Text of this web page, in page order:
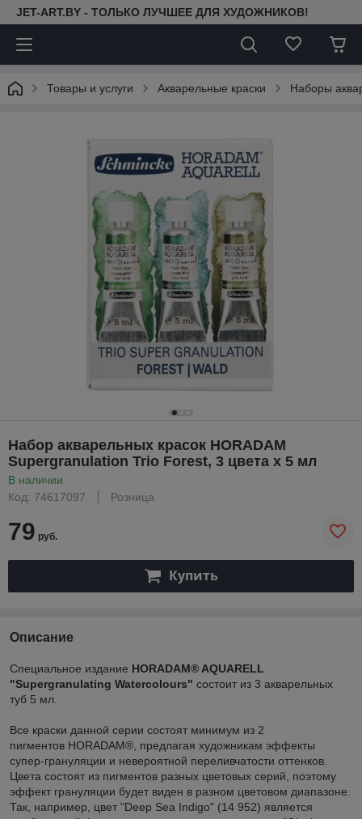
JET-ART.BY - ТОЛЬКО ЛУЧШЕЕ ДЛЯ ХУДОЖНИКОВ!
Товары и услуги Акварельные краски Наборы
Набор акварельных красок HORADAM
Supergranulation Trio Forest, 3 цвета x 5 мл
В наличии
Код: 74617097
Розница
79 руб.
Купить
Описание
Cпециальное издание HORADAM® AQUARELL
"Supergranulating Watercolours" состоит из 3 акварельных
туб 5 мл.
Все краски данной серии состоят минимум из 2
пигментов HORADAM®, предлагая художникам эффекты
супер-грануляции и невероятной переливчатости оттенков.
Цвета состоят из пигментов разных цветовых серий, поэтому
эффект грануляции будет виден в разном цветовом диапазоне.
Так, например, цвет "Deep Sea Indigo" (14 952) является